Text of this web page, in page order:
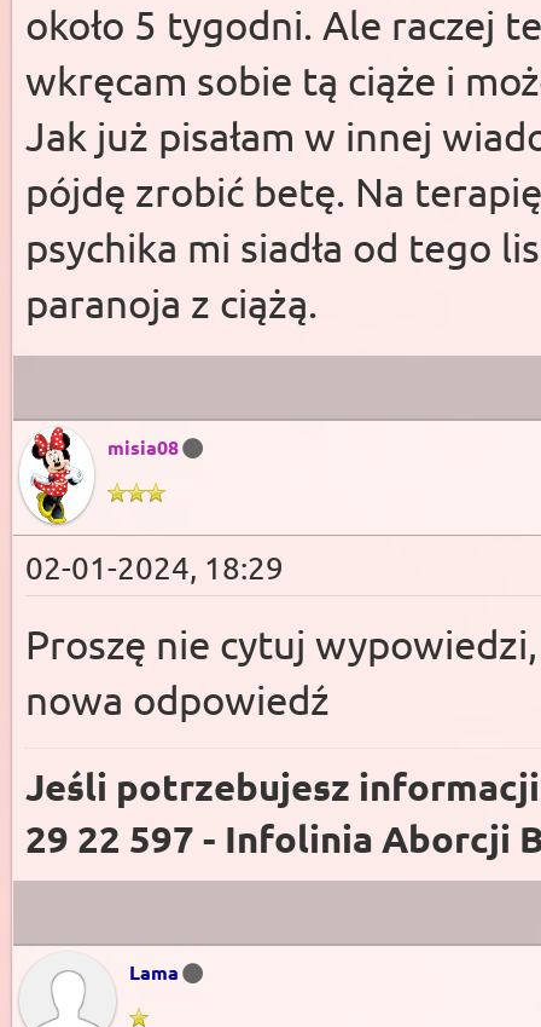
około 5 tygodni. Ale raczej
wkręcam sobie tą ciąże i
Jak już pisałam w innej
pójdę zrobić betę. Na
psychika mi siadła od tego
paranoja z ciążą.
misia08
02-01-2024, 18:29
Proszę nie cytuj
nowa odpowiedź
Jeśli potrzebujesz
29 22 597 - Infolinia Aborcji
Lama